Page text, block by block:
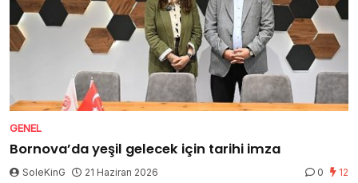
GENEL
Bornova’da yeşil gelecek için tarihi imza
SoleKinG 21 Haziran 2026 0 12